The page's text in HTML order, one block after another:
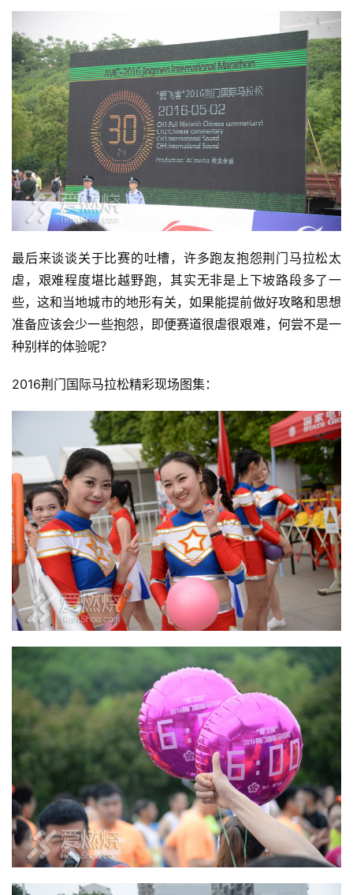
最后来谈谈关于比赛的吐槽，许多跑友抱怨荆门马拉松太
虐，艰难程度堪比越野跑，其实无非是上下坡路段多了一
些，这和当地城市的地形有关，如果能提前做好攻略和思想
准备应该会少一些抱怨，即便赛道很虐很艰难，何尝不是一
种别样的体验呢？
2016荆门国际马拉松精彩现场图集：